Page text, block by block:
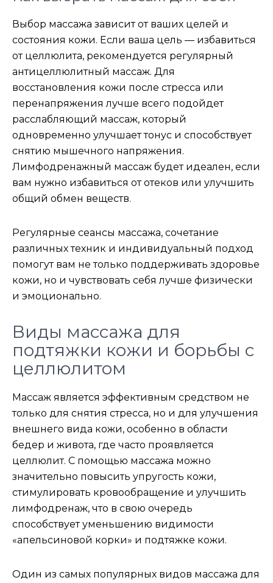
Выбор массажа зависит от ваших целей и
состояния кожи. Если ваша цель — избавиться
от целлюлита, рекомендуется регулярный
антицеллюлитный массаж. Для
восстановления кожи после стресса или
перенапряжения лучше всего подойдет
расслабляющий массаж, который
одновременно улучшает тонус и способствует
снятию мышечного напряжения.
Лимфодренажный массаж будет идеален, если
вам нужно избавиться от отеков или улучшить
общий обмен веществ.
Регулярные сеансы массажа, сочетание
различных техник и индивидуальный подход
помогут вам не только поддерживать здоровье
кожи, но и чувствовать себя лучше физически
и эмоционально.
Виды массажа для
подтяжки кожи и борьбы с
целлюлитом
Массаж является эффективным средством не
только для снятия стресса, но и для улучшения
внешнего вида кожи, особенно в области
бедер и живота, где часто проявляется
целлюлит. С помощью массажа можно
значительно повысить упругость кожи,
стимулировать кровообращение и улучшить
лимфодренаж, что в свою очередь
способствует уменьшению видимости
«апельсиновой корки» и подтяжке кожи.
Один из самых популярных видов массажа для